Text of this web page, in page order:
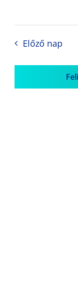
Előző nap